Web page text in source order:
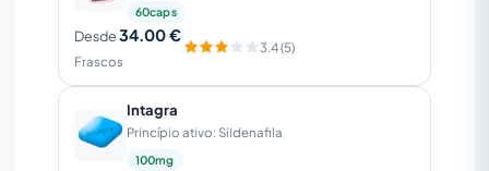
60caps
Desde34.00 €
Frascos
3.4 (5)
Intagra
Princípio ativo: Sildenafila
100mg